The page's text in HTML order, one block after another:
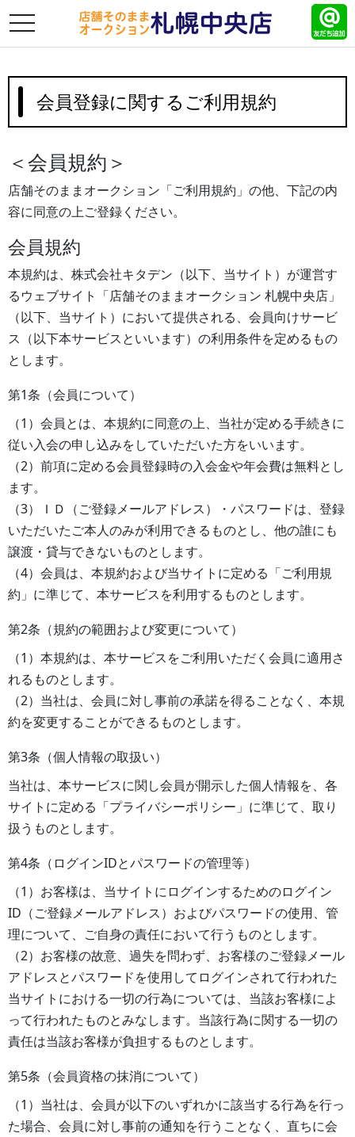
toggle
会員登録に関するご利用規約
＜会員規約＞
店舗そのままオークション「ご利用規約」の他、下記の内
容に同意の上ご登録ください。
会員規約
本規約は、株式会社キタデン（以下、当サイト）が運営す
るウェブサイト「店舗そのままオークション 札幌中央店」
（以下、当サイト）において提供される、会員向けサービ
ス（以下本サービスといいます）の利用条件を定めるもの
とします。
第1条（会員について）
（1）会員とは、本規約に同意の上、当社が定める手続きに
従い入会の申し込みをしていただいた方をいいます。
（2）前項に定める会員登録時の入会金や年会費は無料とし
ます。
（3）ＩＤ（ご登録メールアドレス）・パスワードは、登録
いただいたご本人のみが利用できるものとし、他の誰にも
譲渡・貸与できないものとします。
（4）会員は、本規約および当サイトに定める「ご利用規
約」に準じて、本サービスを利用するものとします。
第2条（規約の範囲および変更について）
（1）本規約は、本サービスをご利用いただく会員に適用さ
れるものとします。
（2）当社は、会員に対し事前の承諾を得ることなく、本規
約を変更することができるものとします。
第3条（個人情報の取扱い）
当社は、本サービスに関し会員が開示した個人情報を、各
サイトに定める「プライバシーポリシー」に準じて、取り
扱うものとします。
第4条（ログインIDとパスワードの管理等）
（1）お客様は、当サイトにログインするためのログイン
ID（ご登録メールアドレス）およびパスワードの使用、管
理について、ご自身の責任において行うものとします。
（2）お客様の故意、過失を問わず、お客様のご登録メール
アドレスとパスワードを使用してログインされて行われた
当サイトにおける一切の行為については、当該お客様によ
って行われたものとみなします。当該行為に関する一切の
責任は当該お客様が負担するものとします。
第5条（会員資格の抹消について）
（1）当社は、会員が以下のいずれかに該当する行為を行っ
た場合、会員に対し事前の通知を行うことなく、直ちに会